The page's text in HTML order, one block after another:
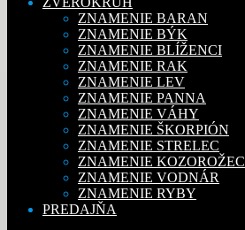
ZNAMENIE BARAN
ZNAMENIE BÝK
ZNAMENIE BLÍŽENCI
ZNAMENIE RAK
ZNAMENIE LEV
ZNAMENIE PANNA
ZNAMENIE VÁHY
ZNAMENIE ŠKORPIÓN
ZNAMENIE STRELEC
ZNAMENIE KOZOROŽEC
ZNAMENIE VODNÁR
ZNAMENIE RYBY
PREDAJŇA